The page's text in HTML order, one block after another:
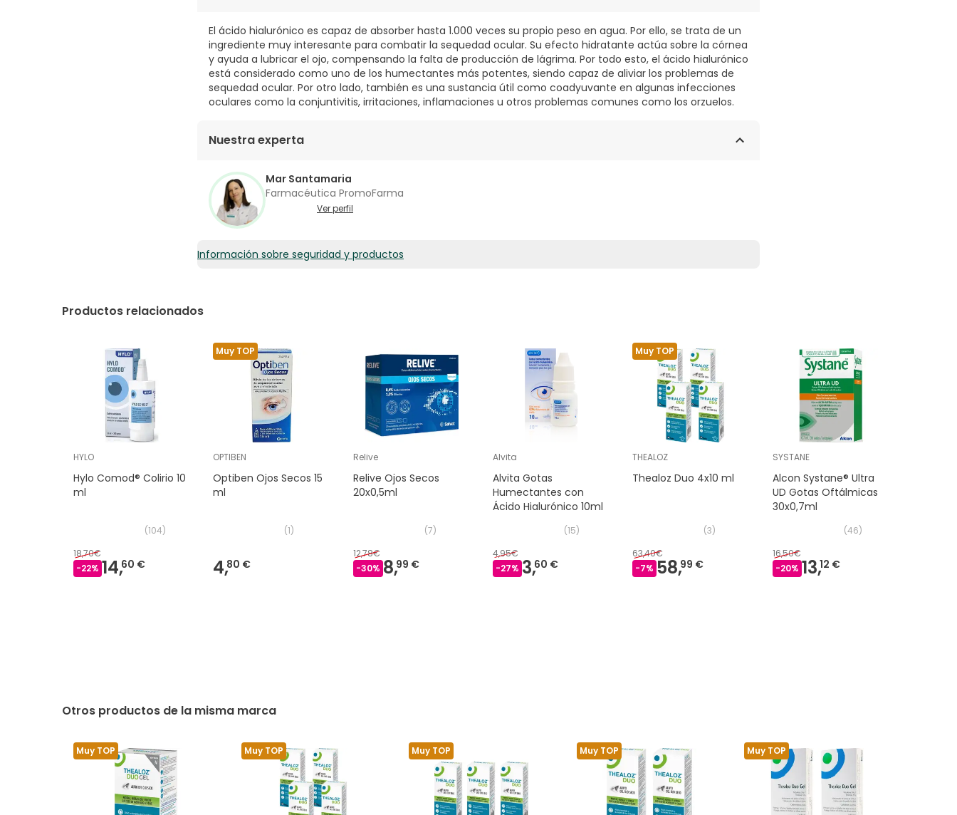
El ácido hialurónico es capaz de absorber hasta 1.000 veces su propio peso en agua. Por ello, se trata de un
ingrediente muy interesante para combatir la sequedad ocular. Su efecto hidratante actúa sobre la córnea
y ayuda a lubricar el ojo, compensando la falta de producción de lágrima. Por todo esto, el ácido hialurónico
está considerado como uno de los humectantes más potentes, siendo capaz de aliviar los problemas de
sequedad ocular. Por otro lado, también es una sustancia útil como coadyuvante en algunas infecciones
oculares como la conjuntivitis, irritaciones, inflamaciones u otros problemas comunes como los orzuelos.
Nuestra experta
Mar Santamaria
Farmacéutica PromoFarma
Ver perfil
Información sobre seguridad y productos
Productos relacionados
HYLO
Hylo Comod® Colirio 10
ml
(104)
18,70€
-22% 14,60 €
Muy TOP
OPTIBEN
Optiben Ojos Secos 15
ml
(1)
4,80 €
Relive
Relive Ojos Secos
20x0,5ml
(7)
12,78€
-30% 8,99 €
Alvita
Alvita Gotas
Humectantes con
Ácido Hialurónico 10ml
(15)
4,95€
-27% 3,60 €
Muy TOP
THEALOZ
Thealoz Duo 4x10 ml
(3)
63,40€
-7% 58,99 €
SYSTANE
Alcon Systane® Ultra
UD Gotas Oftálmicas
30x0,7ml
(46)
16,50€
-20% 13,12 €
Otros productos de la misma marca
Muy TOP Muy TOP Muy TOP Muy TOP Muy TOP